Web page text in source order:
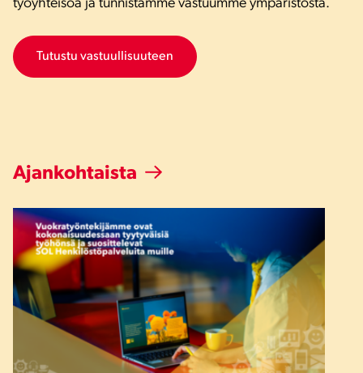
työyhteisöä ja tunnistamme vastuumme ympäristöstä.
Tutustu vastuullisuuteen
Ajankohtaista